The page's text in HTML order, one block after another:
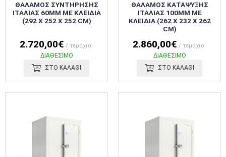
ΘΑΛΑΜΟΣ ΣΥΝΤΗΡΗΣΗΣ
ΙΤΑΛΙΑΣ 60MM ΜΕ ΚΛΕΙΔΙΑ
(292 X 252 X 252 CM)
2.720,00€ / τεμάχιο
ΔΙΑΘΕΣΙΜΟ
ΣΤΟ ΚΑΛΑΘΙ
ΘΑΛΑΜΟΣ ΚΑΤΑΨΥΞΗΣ
ΙΤΑΛΙΑΣ 100MM ΜΕ
ΚΛΕΙΔΙΑ (262 X 232 X 262
CM)
2.860,00€ / τεμάχιο
ΔΙΑΘΕΣΙΜΟ
ΣΤΟ ΚΑΛΑΘΙ